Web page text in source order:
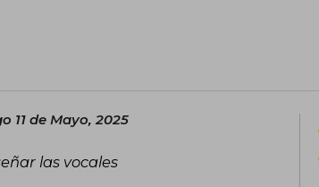
11 de Mayo, 2025
las vocales